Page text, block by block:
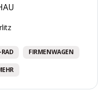
FIRMENWAGEN